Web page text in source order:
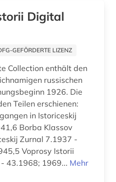
baden-württemberg (1)
(2)
Russland, Sowjetunion (29)
Digital
GEFÖRDERTE LIZENZ
Collection enthält den
russischen
1926. Die
Teilen erschienen:
in Istoriceskij
Borba Klassov
Zurnal 7.1937 -
Voprosy Istorii
43.1968; 1969... Mehr